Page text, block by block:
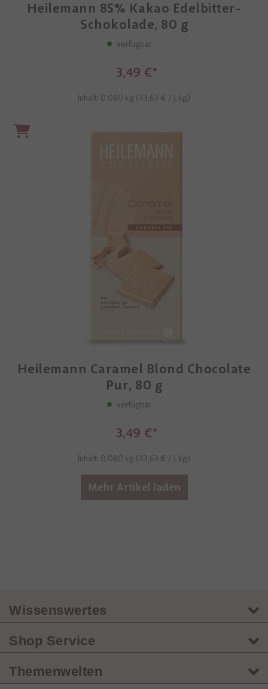
Heilemann 85% Kakao Edelbitter-
Schokolade, 80 g
verfügbar
3,49 €
Inhalt: 0,080 kg (43,63 € / 1 kg)
Heilemann Caramel Blond Chocolate
Pur, 80 g
verfügbar
3,49 €
Inhalt: 0,080 kg (43,63 € / 1 kg)
Mehr Artikel laden
Wissenswertes
Shop Service
Themenwelten